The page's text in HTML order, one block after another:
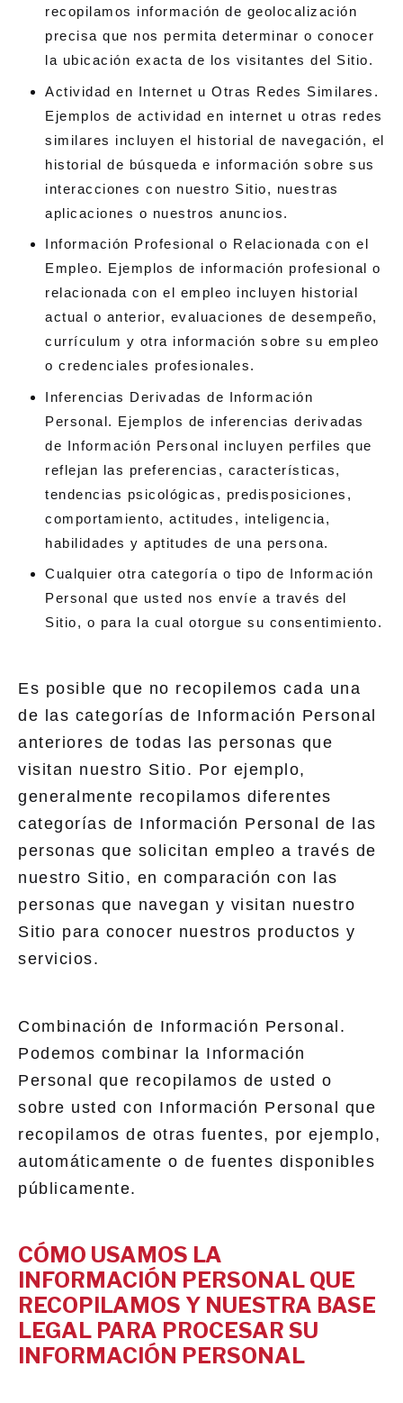
recopilamos información de geolocalización
precisa que nos permita determinar o conocer
la ubicación exacta de los visitantes del Sitio.
Actividad en Internet u Otras Redes Similares.
Ejemplos de actividad en internet u otras redes
similares incluyen el historial de navegación, el
historial de búsqueda e información sobre sus
interacciones con nuestro Sitio, nuestras
aplicaciones o nuestros anuncios.
Información Profesional o Relacionada con el
Empleo. Ejemplos de información profesional o
relacionada con el empleo incluyen historial
actual o anterior, evaluaciones de desempeño,
currículum y otra información sobre su empleo
o credenciales profesionales.
Inferencias Derivadas de Información
Personal. Ejemplos de inferencias derivadas
de Información Personal incluyen perfiles que
reflejan las preferencias, características,
tendencias psicológicas, predisposiciones,
comportamiento, actitudes, inteligencia,
habilidades y aptitudes de una persona.
Cualquier otra categoría o tipo de Información
Personal que usted nos envíe a través del
Sitio, o para la cual otorgue su consentimiento.
Es posible que no recopilemos cada una
de las categorías de Información Personal
anteriores de todas las personas que
visitan nuestro Sitio. Por ejemplo,
generalmente recopilamos diferentes
categorías de Información Personal de las
personas que solicitan empleo a través de
nuestro Sitio, en comparación con las
personas que navegan y visitan nuestro
Sitio para conocer nuestros productos y
servicios.
Combinación de Información Personal.
Podemos combinar la Información
Personal que recopilamos de usted o
sobre usted con Información Personal que
recopilamos de otras fuentes, por ejemplo,
automáticamente o de fuentes disponibles
públicamente.
CÓMO USAMOS LA
INFORMACIÓN PERSONAL QUE
RECOPILAMOS Y NUESTRA BASE
LEGAL PARA PROCESAR SU
INFORMACIÓN PERSONAL